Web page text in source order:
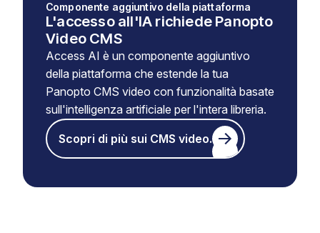
Componente aggiuntivo della piattaforma
L'accesso all'IA richiede Panopto
Video CMS
Access AI è un componente aggiuntivo
della piattaforma che estende la tua
Panopto CMS video con funzionalità basate
sull'intelligenza artificiale per l'intera libreria.
Scopri di più sui CMS video.